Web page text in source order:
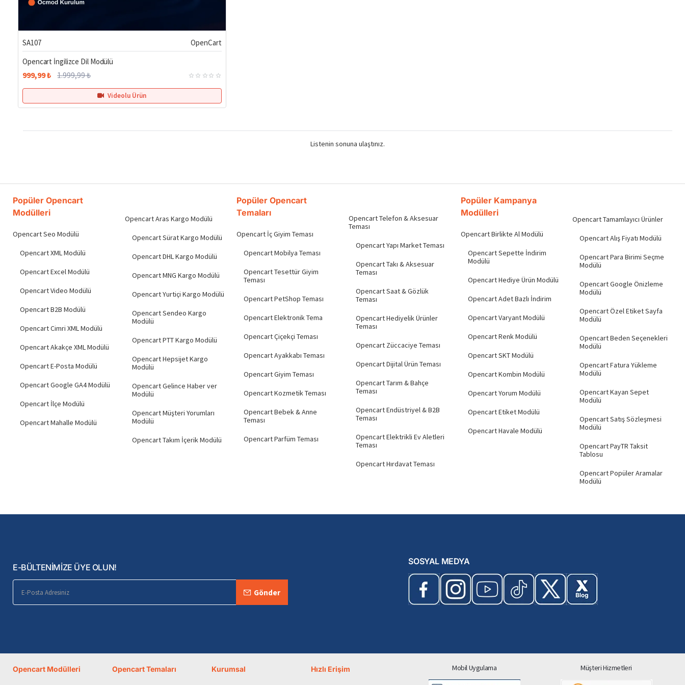
%50
SA107
OpenCart
Opencart İngilizce Dil Modülü
999,99 ₺ 1.999,99 ₺
Videolu Ürün
Listenin sonuna ulaştınız.
Popüler Opencart
Modülleri
Opencart Seo Modülü
Opencart XML Modülü
Opencart Excel Modülü
Opencart Video Modülü
Opencart B2B Modülü
Opencart Cimri XML Modülü
Opencart Akakçe XML Modülü
Opencart E-Posta Modülü
Opencart Google GA4 Modülü
Opencart İlçe Modülü
Opencart Mahalle Modülü
Opencart Aras Kargo Modülü
Opencart Sürat Kargo Modülü
Opencart DHL Kargo Modülü
Opencart MNG Kargo Modülü
Opencart Yurtiçi Kargo Modülü
Opencart Sendeo Kargo
Modülü
Opencart PTT Kargo Modülü
Opencart Hepsijet Kargo
Modülü
Opencart Gelince Haber ver
Modülü
Opencart Müşteri Yorumları
Modülü
Opencart Takım İçerik Modülü
Popüler Opencart
Temaları
Opencart İç Giyim Teması
Opencart Mobilya Teması
Opencart Tesettür Giyim
Teması
Opencart PetShop Teması
Opencart Elektronik Tema
Opencart Çiçekçi Teması
Opencart Ayakkabı Teması
Opencart Giyim Teması
Opencart Kozmetik Teması
Opencart Bebek & Anne
Teması
Opencart Parfüm Teması
Opencart Telefon & Aksesuar
Teması
Opencart Yapı Market Teması
Opencart Takı & Aksesuar
Teması
Opencart Saat & Gözlük
Teması
Opencart Hediyelik Ürünler
Teması
Opencart Züccaciye Teması
Opencart Dijital Ürün Teması
Opencart Tarım & Bahçe
Teması
Opencart Endüstriyel & B2B
Teması
Opencart Elektrikli Ev Aletleri
Teması
Opencart Hırdavat Teması
Popüler Kampanya
Modülleri
Opencart Birlikte Al Modülü
Opencart Sepette İndirim
Modülü
Opencart Hediye Ürün Modülü
Opencart Adet Bazlı İndirim
Opencart Varyant Modülü
Opencart Renk Modülü
Opencart SKT Modülü
Opencart Kombin Modülü
Opencart Yorum Modülü
Opencart Etiket Modülü
Opencart Havale Modülü
Opencart Tamamlayıcı Ürünler
Opencart Alış Fiyatı Modülü
Opencart Para Birimi Seçme
Modülü
Opencart Google Önizleme
Modülü
Opencart Özel Etiket Sayfa
Modülü
Opencart Beden Seçenekleri
Modülü
Opencart Fatura Yükleme
Modülü
Opencart Kayan Sepet
Modülü
Opencart Satış Sözleşmesi
Modülü
Opencart PayTR Taksit
Tablosu
Opencart Popüler Aramalar
Modülü
E-BÜLTENİMİZE ÜYE OLUN!
E-
Posta
Adresiniz
Gönder
SOSYAL MEDYA
Opencart Modülleri Opencart Temaları Kurumsal Hızlı Erişim Mobil Uygulama Müşteri Hizmetleri